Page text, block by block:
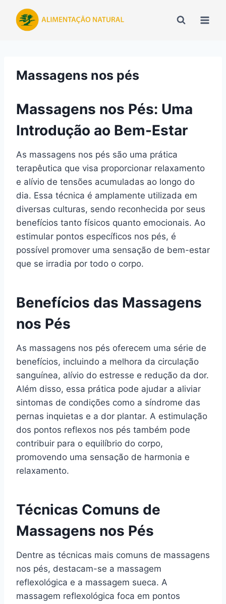
para
Massagens nos pés
Massagens nos Pés: Uma
Introdução ao Bem-Estar
As massagens nos pés são uma prática
terapêutica que visa proporcionar relaxamento
e alívio de tensões acumuladas ao longo do
dia. Essa técnica é amplamente utilizada em
diversas culturas, sendo reconhecida por seus
benefícios tanto físicos quanto emocionais. Ao
estimular pontos específicos nos pés, é
possível promover uma sensação de bem-estar
que se irradia por todo o corpo.
Benefícios das Massagens
nos Pés
As massagens nos pés oferecem uma série de
benefícios, incluindo a melhora da circulação
sanguínea, alívio do estresse e redução da dor.
Além disso, essa prática pode ajudar a aliviar
sintomas de condições como a síndrome das
pernas inquietas e a dor plantar. A estimulação
dos pontos reflexos nos pés também pode
contribuir para o equilíbrio do corpo,
promovendo uma sensação de harmonia e
relaxamento.
Técnicas Comuns de
Massagens nos Pés
Dentre as técnicas mais comuns de massagens
nos pés, destacam-se a massagem
reflexológica e a massagem sueca. A
massagem reflexológica foca em pontos